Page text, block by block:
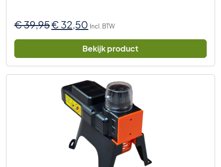
€39,95Oorspronkelijke
€ 39,95.
€ 32,50 Huidige
is:
€ 32,50.
Incl. BTW
Bekijk product